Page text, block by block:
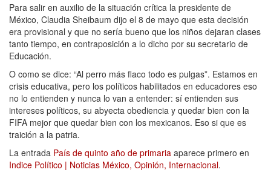
Para salir en auxilio de la situación crítica la presidente de
México, Claudia Sheibaum dijo el 8 de mayo que esta decisión
era provisional y que no sería bueno que los niños dejaran clases
tanto tiempo, en contraposición a lo dicho por su secretario de
Educación.
O como se dice: “Al perro más flaco todo es pulgas”. Estamos en
crisis educativa, pero los políticos habilitados en educadores eso
no lo entienden y nunca lo van a entender: sí entienden sus
intereses políticos, su abyecta obediencia y quedar bien con la
FIFA mejor que quedar bien con los mexicanos. Eso si que es
traición a la patria.
La entrada País de quinto año de primaria aparece primero en
Indice Político | Noticias México, Opinión, Internacional.